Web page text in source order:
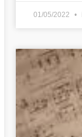
01/05/2022